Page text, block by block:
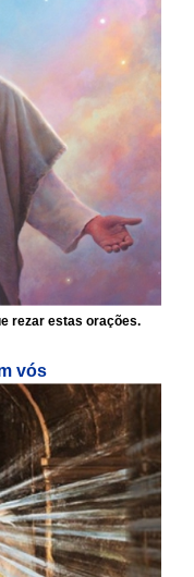
rezar estas orações.
vós